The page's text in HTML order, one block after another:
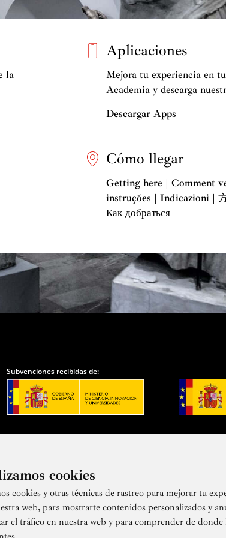
cookies
cookies y otras técnicas de rastreo para mejorar tu
web, para mostrarte contenidos personalizados y
el tráfico en nuestra web y para comprender de donde
la
Aplicaciones
Mejora tu experiencia en
Academia y descarga
Descargar Apps
Cómo llegar
Getting here | Comment
instruções | Indicazioni |
Как добраться
Subvenciones recibidas de:
Suscríbete a nuestra newsletter